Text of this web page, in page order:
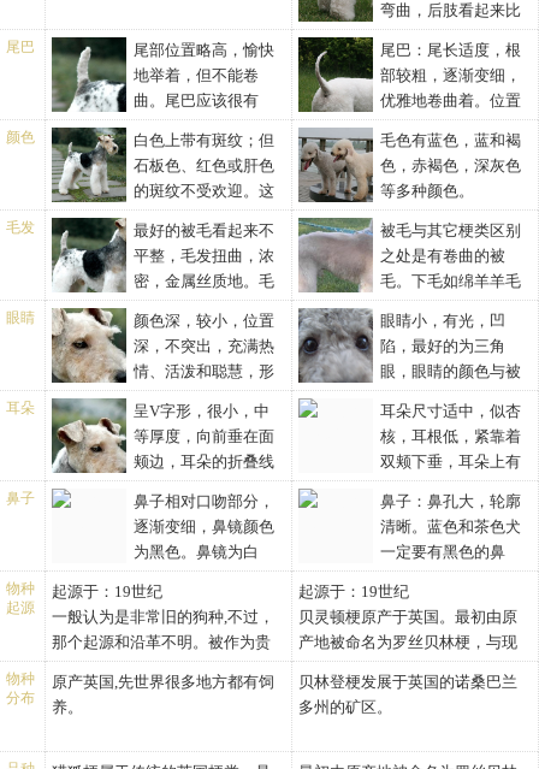
较小规模的骨量和力量是必须的
特征；但这并非表示刚毛猎狐梗
是一种傻狗，或有任何粗糙的地
方，其实，速度与耐力与力量一
样重要。腿不能太长也不能太
短。它应该象一个聪明的猎人，
能适应许多种地形，而且后背
短。整体外形：活泼，骨量和力
量较小，绝不土气，或有任何粗
糙的地方。其身体构造显示出完
美平衡；特别是头骨和前颜面的
比例，马隆肩的高度和肩到臀部
的长度几乎相等。它应该像一个
后背短的猎人，能适应许多种地
形。
的地方。整个头部为梨形或楔
形，睡眠时表情温柔而文雅。
神应该显示出热情。
点脚踝。脚腕短而直。从前面或
后面看，腿在运动中都应该保持
笔直。足爪圆，紧凑而且不大;脚
垫坚硬而且坚韧;足尖呈适度的拱
形，不向内翻或外翻。
弯曲，后肢看起来比
前肢长。足部长且肉厚，和兔族
相似。
尾巴
尾部位置略高，愉快
地举着，但不能卷
曲。尾巴应该很有
力，任何类似“管子塞”的尾巴都
属于缺陷。
尾巴：尾长适度，根
部较粗，逐渐变细，
优雅地卷曲着。位置
低，不能举过后背。
颜色
白色上带有斑纹；但
石板色、红色或肝色
的斑纹不受欢迎。这
一点只占很小比例分数或不算分
数。
毛色有蓝色，蓝和褐
色，赤褐色，深灰色
等多种颜色。
毛发
最好的被毛看起来不
平整，毛发扭曲，浓
密，金属丝质地。毛
发生长的紧密而且粗壮，所以用
手拨开毛发也看不见皮肤。在这
些刚毛底部，有一层短、细、软
的毛发称为底毛。身体侧面的毛
发不如背上的和腿上的毛发硬。
最硬的一些毛发是“卷缩”的或略
带波纹的，但卷曲的被毛不受欢
迎。上下颌的毛发疏松，较长，
给脸部一个结实的容貌。前腿的
被毛也是浓密而疏松的。肩部、
颈部的毛发长度为0.5~1英寸，马
肩隆、后背、肋部和四肢的毛发
长度为1~1.5英寸。被毛长度与气
候、季节、及每个个体都有关
系。评审需要根据当时情况来决
定什么样的“毛量”符合要求。
被毛与其它梗类区别
之处是有卷曲的被
毛。下毛如绵羊羊毛
状，毛色有蓝色，蓝和褐色，赤
褐色，深灰色等多种颜色。很有
特点。软毛与硬毛相杂，从皮上
自然长出，但不像金属丝那种感
觉。毛发非常容易打卷儿，尤其
是头上和面部的毛发。
眼睛
颜色深，较小，位置
深，不突出，充满热
情、活泼和聪慧，形
状接近圆形且分的不太远。任何
倾向于黄色的眼睛都属于缺陷。
眼睛小，有光，凹
陷，最好的为三角
眼，眼睛的颜色与被
毛色相配合，例如蓝毛配暗色
眼，蓝与褐则配淡色。
耳朵
呈V字形，很小，中
等厚度，向前垂在面
颊边，耳朵的折叠线
略高于头顶。而不象猎狐犬那样
垂在头部两侧。
耳朵尺寸适中，似杏
核，耳根低，紧靠着
双颊下垂，耳朵上有
丝状白穗毛。
鼻子
鼻子相对口吻部分，
逐渐变细，鼻镜颜色
为黑色。鼻镜为白
色、粉色或斑点，及其他各种颜
色都为失格。
鼻子：鼻孔大，轮廓
清晰。蓝色和茶色犬
一定要有黑色的鼻
子，而肝色和淡黄棕色犬一定要
有棕色的鼻子。
物种
起源
起源于：19世纪
一般认为是非常旧的狗种,不过，
那个起源和沿革不明。被作为贵
族的爱好—狩猎用猎狐梗使用，
变得被称作猎狐用小猎犬的好像
在18世纪左右。旧的时代的毛色
起源于：19世纪
贝灵顿梗原产于英国。最初由原
产地被命名为罗丝贝林梗，与现
在的品种相比身体重，脚也短，
用来猎取狐狸、野兔和獾。据说
1825年与贝德灵顿的一只母犬交
物种
分布
原产英国,先世界很多地方都有饲
养。
贝林登梗发展于英国的诺桑巴兰
多州的矿区。